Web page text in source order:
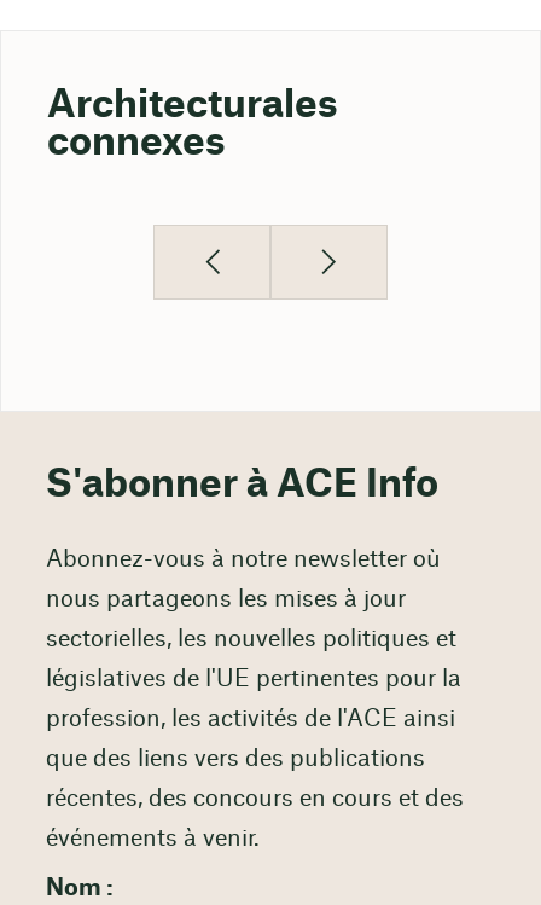
Architecturales
connexes
S'abonner à ACE Info
Abonnez-vous à notre newsletter où
nous partageons les mises à jour
sectorielles, les nouvelles politiques et
législatives de l'UE pertinentes pour la
profession, les activités de l'ACE ainsi
que des liens vers des publications
récentes, des concours en cours et des
événements à venir.